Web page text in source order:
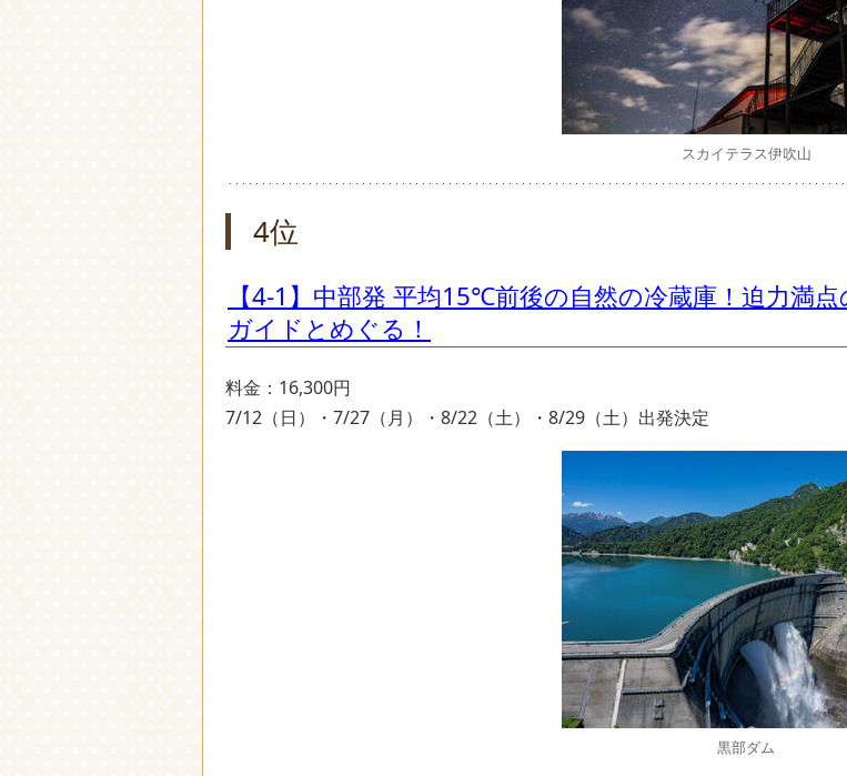
スカイテラス伊吹山
4位
【4-1】中部発 平均15℃前後の自然の冷蔵庫！迫力満
ガイドとめぐる！
料金：16,300円
7/12（日）・7/27（月）・8/22（土）・8/29（土）出発決定
黒部ダム